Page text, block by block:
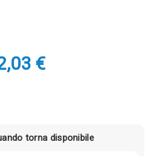
€Il
prezzo
torna disponibile